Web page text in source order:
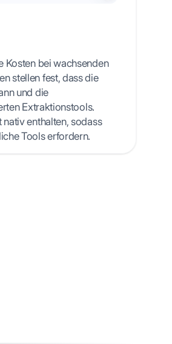
Kosten bei wachsenden
stellen fest, dass die
und die
Extraktionstools.
enthalten, sodass
Tools erfordern.